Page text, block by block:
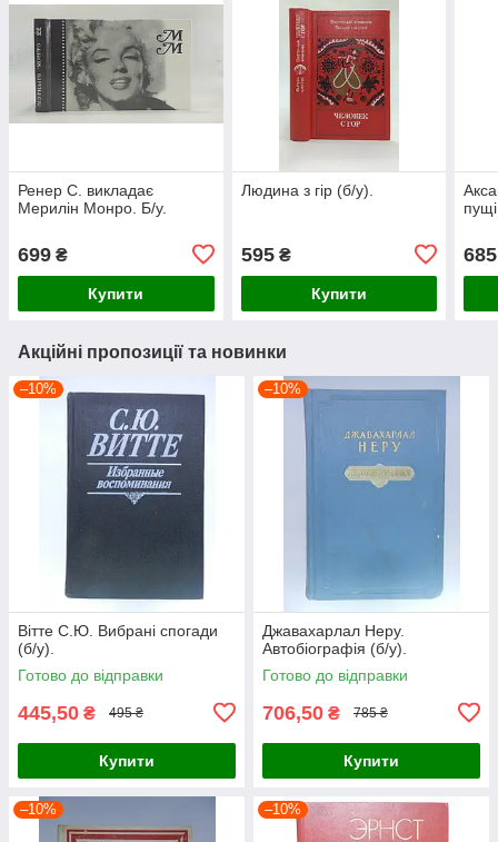
Ренер С. викладає
Мерилін Монро. Б/у.
699 ₴
Купити
Людина з гір (б/у).
595₴
Купити
685
Акційні пропозиції та новинки
–10%
Вітте С.Ю. Вибрані спогади
(б/у).
Готово до відправки
445,50 ₴ 495 ₴
Купити
–10%
Джавахарлал Неру.
Автобіографія (б/у).
Готово до відправки
706,50 ₴ 785 ₴
Купити
–10% –10%